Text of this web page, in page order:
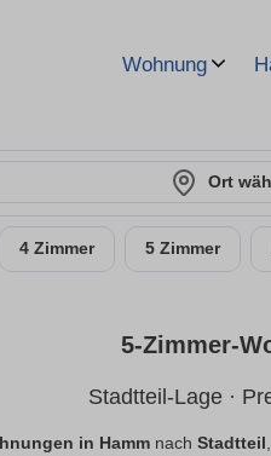
Wohnung
Ort
4 Zimmer 5 Zimmer
5-Zimmer-
Stadtteil-Lage ·
in Hammnach Stadtteil ,